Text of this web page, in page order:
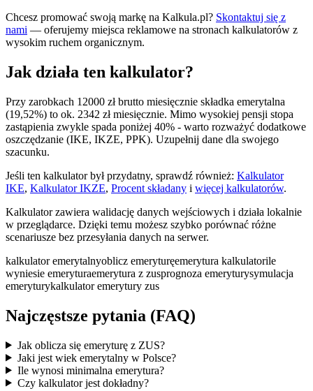
Chcesz promować swoją markę na Kalkula.pl? Skontaktuj się z
nami — oferujemy miejsca reklamowe na stronach kalkulatorów z
wysokim ruchem organicznym.
Jak działa ten kalkulator?
Przy zarobkach 12000 zł brutto miesięcznie składka emerytalna
(19,52%) to ok. 2342 zł miesięcznie. Mimo wysokiej pensji stopa
zastąpienia zwykle spada poniżej 40% - warto rozważyć dodatkowe
oszczędzanie (IKE, IKZE, PPK). Uzupełnij dane dla swojego
szacunku.
Jeśli ten kalkulator był przydatny, sprawdź również: Kalkulator
IKE, Kalkulator IKZE, Procent składany i więcej kalkulatorów.
Kalkulator zawiera walidację danych wejściowych i działa lokalnie
w przeglądarce. Dzięki temu możesz szybko porównać różne
scenariusze bez przesyłania danych na serwer.
kalkulator emerytalnyoblicz emeryturęemerytura kalkulatorile
wyniesie emeryturaemerytura z zusprognoza emeryturysymulacja
emeryturykalkulator emerytury zus
Najczęstsze pytania (FAQ)
Jak oblicza się emeryturę z ZUS?
Jaki jest wiek emerytalny w Polsce?
Ile wynosi minimalna emerytura?
Czy kalkulator jest dokładny?